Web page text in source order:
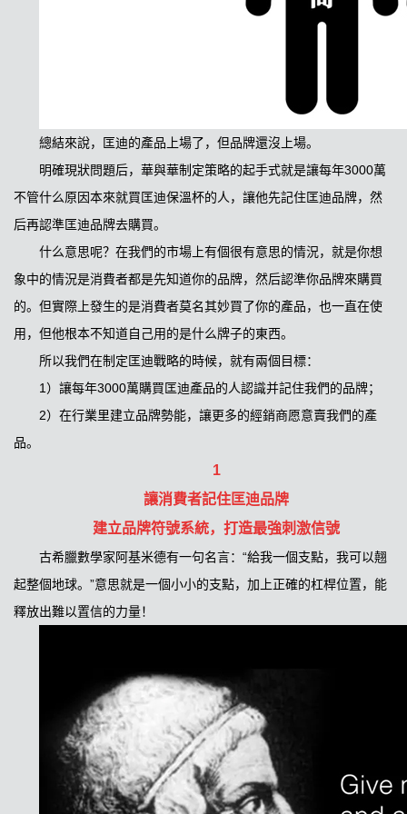
總結來說，匡迪的產品上場了，但品牌還沒上場。
明確現狀問題后，華與華制定策略的起手式就是讓每年3000萬
不管什么原因本來就買匡迪保溫杯的人，讓他先記住匡迪品牌，然
后再認準匡迪品牌去購買。
什么意思呢？在我們的市場上有個很有意思的情況，就是你想
象中的情況是消費者都是先知道你的品牌，然后認準你品牌來購買
的。但實際上發生的是消費者莫名其妙買了你的產品，也一直在使
用，但他根本不知道自己用的是什么牌子的東西。
所以我們在制定匡迪戰略的時候，就有兩個目標：
1）讓每年3000萬購買匡迪產品的人認識并記住我們的品牌；
2）在行業里建立品牌勢能，讓更多的經銷商愿意賣我們的產
品。
1
讓消費者記住匡迪品牌
建立品牌符號系統，打造最強刺激信號
古希臘數學家阿基米德有一句名言：“給我一個支點，我可以翹
起整個地球。”意思就是一個小小的支點，加上正確的杠桿位置，能
釋放出難以置信的力量！